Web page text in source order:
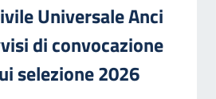
Universale Anci
di convocazione
selezione 2026